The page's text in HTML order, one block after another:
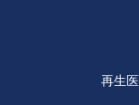
再生